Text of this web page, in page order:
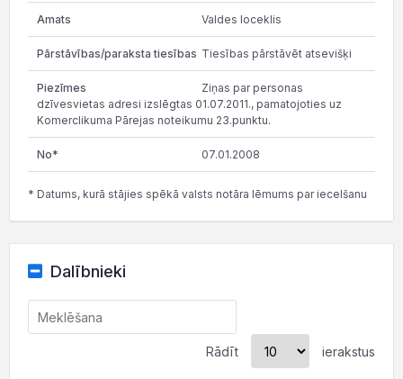
Valdes loceklis
Tiesības pārstāvēt atsevišķi
Ziņas par personas
dzīvesvietas adresi izslēgtas 01.07.2011., pamatojoties uz
Komerclikuma Pārejas noteikumu 23.punktu.
07.01.2008
* Datums, kurā stājies spēkā valsts notāra lēmums par iecelšanu
Dalībnieki
Rādīt ierakstus